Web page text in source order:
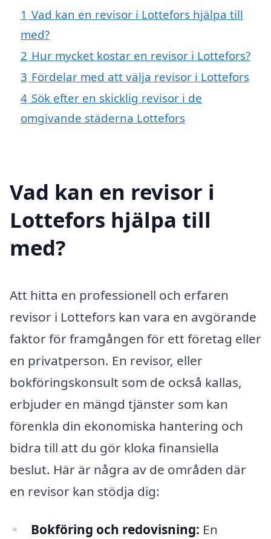
1 Vad kan en revisor i Lottefors hjälpa till
med?
2 Hur mycket kostar en revisor i Lottefors?
3 Fördelar med att välja revisor i Lottefors
4 Sök efter en skicklig revisor i de
omgivande städerna Lottefors
Vad kan en revisor i
Lottefors hjälpa till
med?
Att hitta en professionell och erfaren
revisor i Lottefors kan vara en avgörande
faktor för framgången för ett företag eller
en privatperson. En revisor, eller
bokföringskonsult som de också kallas,
erbjuder en mängd tjänster som kan
förenkla din ekonomiska hantering och
bidra till att du gör kloka finansiella
beslut. Här är några av de områden där
en revisor kan stödja dig:
Bokföring och redovisning: En